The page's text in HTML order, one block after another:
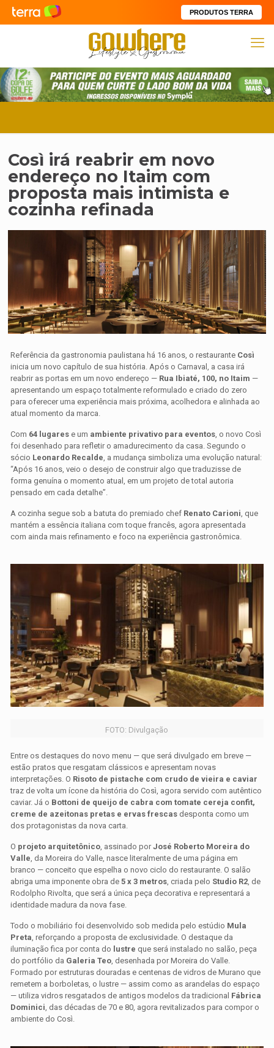
PRODUTOS TERRA
Così irá reabrir em novo
endereço no Itaim com
proposta mais intimista e
cozinha refinada
Referência da gastronomia paulistana há 16 anos, o restaurante Così
inicia um novo capítulo de sua história. Após o Carnaval, a casa irá
reabrir as portas em um novo endereço — Rua Ibiaté, 100, no Itaim —
apresentando um espaço totalmente reformulado e criado do zero
para oferecer uma experiência mais próxima, acolhedora e alinhada ao
atual momento da marca.
Com 64 lugares e um ambiente privativo para eventos, o novo Così
foi desenhado para refletir o amadurecimento da casa. Segundo o
sócio Leonardo Recalde, a mudança simboliza uma evolução natural:
“Após 16 anos, veio o desejo de construir algo que traduzisse de
forma genuína o momento atual, em um projeto de total autoria
pensado em cada detalhe”.
A cozinha segue sob a batuta do premiado chef Renato Carioni, que
mantém a essência italiana com toque francês, agora apresentada
com ainda mais refinamento e foco na experiência gastronômica.
FOTO: Divulgação
Entre os destaques do novo menu — que será divulgado em breve —
estão pratos que resgatam clássicos e apresentam novas
interpretações. O Risoto de pistache com crudo de vieira e caviar
traz de volta um ícone da história do Così, agora servido com autêntico
caviar. Já o Bottoni de queijo de cabra com tomate cereja confit,
creme de azeitonas pretas e ervas frescas desponta como um
dos protagonistas da nova carta.
O projeto arquitetônico , assinado porJosé Roberto Moreira do
Valle , da Moreira do Valle, nasce literalmente de uma página em
branco — conceito que espelha o novo ciclo do restaurante. O salão
abriga uma imponente obra de5 x 3 metros , criada pelo Studio R2 , de
Rodolpho Rivolta, que será a única peça decorativa e representará a
identidade madura da nova fase.
Todo o mobiliário foi desenvolvido sob medida pelo estúdio Mula
Preta , reforçando a proposta de exclusividade. O destaque da
iluminação fica por conta do lustre que será instalado no salão, peça
do portfólio da Galeria Teo , desenhada por Moreira do Valle.
Formado por estruturas douradas e centenas de vidros de Murano que
remetem a borboletas, o lustre — assim como as arandelas do espaço
— utiliza vidros resgatados de antigos modelos da tradicional Fábrica
Dominici , das décadas de 70 e 80, agora revitalizados para compor o
ambiente do Così.